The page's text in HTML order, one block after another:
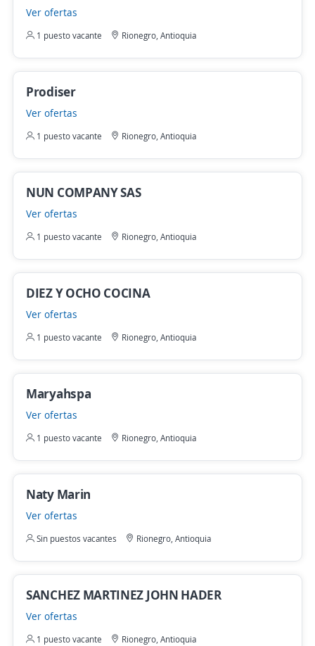
Ver ofertas
1 puesto vacante Rionegro, Antioquia
Prodiser
Ver ofertas
1 puesto vacante Rionegro, Antioquia
NUN COMPANY SAS
Ver ofertas
1 puesto vacante Rionegro, Antioquia
DIEZ Y OCHO COCINA
Ver ofertas
1 puesto vacante Rionegro, Antioquia
Maryahspa
Ver ofertas
1 puesto vacante Rionegro, Antioquia
Naty Marin
Ver ofertas
Sin puestos vacantes Rionegro, Antioquia
SANCHEZ MARTINEZ JOHN HADER
Ver ofertas
1 puesto vacante Rionegro, Antioquia